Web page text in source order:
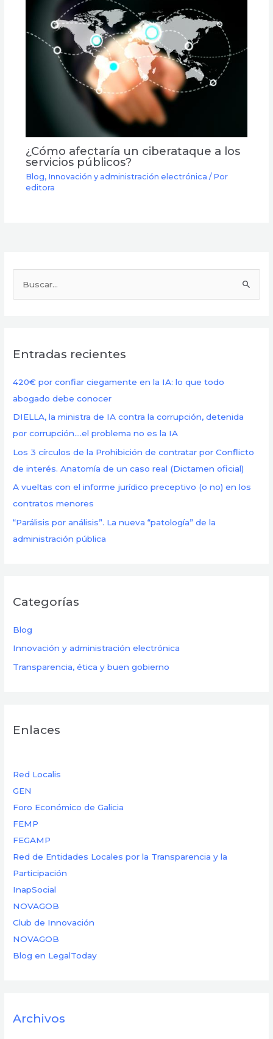
¿Cómo afectaría un ciberataque a los
servicios públicos?
Blog, Innovación y administración electrónica / Por
editora
u
a
p
o
r
:
Entradas recientes
420€ por confiar ciegamente en la IA: lo que todo
abogado debe conocer
DIELLA, la ministra de IA contra la corrupción, detenida
por corrupción….el problema no es la IA
Los 3 círculos de la Prohibición de contratar por Conflicto
de interés. Anatomía de un caso real (Dictamen oficial)
A vueltas con el informe jurídico preceptivo (o no) en los
contratos menores
“Parálisis por análisis”. La nueva “patología” de la
administración pública
Categorías
Blog
Innovación y administración electrónica
Transparencia, ética y buen gobierno
Enlaces
Red Localis
GEN
Foro Económico de Galicia
FEMP
FEGAMP
Red de Entidades Locales por la Transparencia y la
Participación
InapSocial
NOVAGOB
Club de Innovación
NOVAGOB
Blog en LegalToday
Archivos